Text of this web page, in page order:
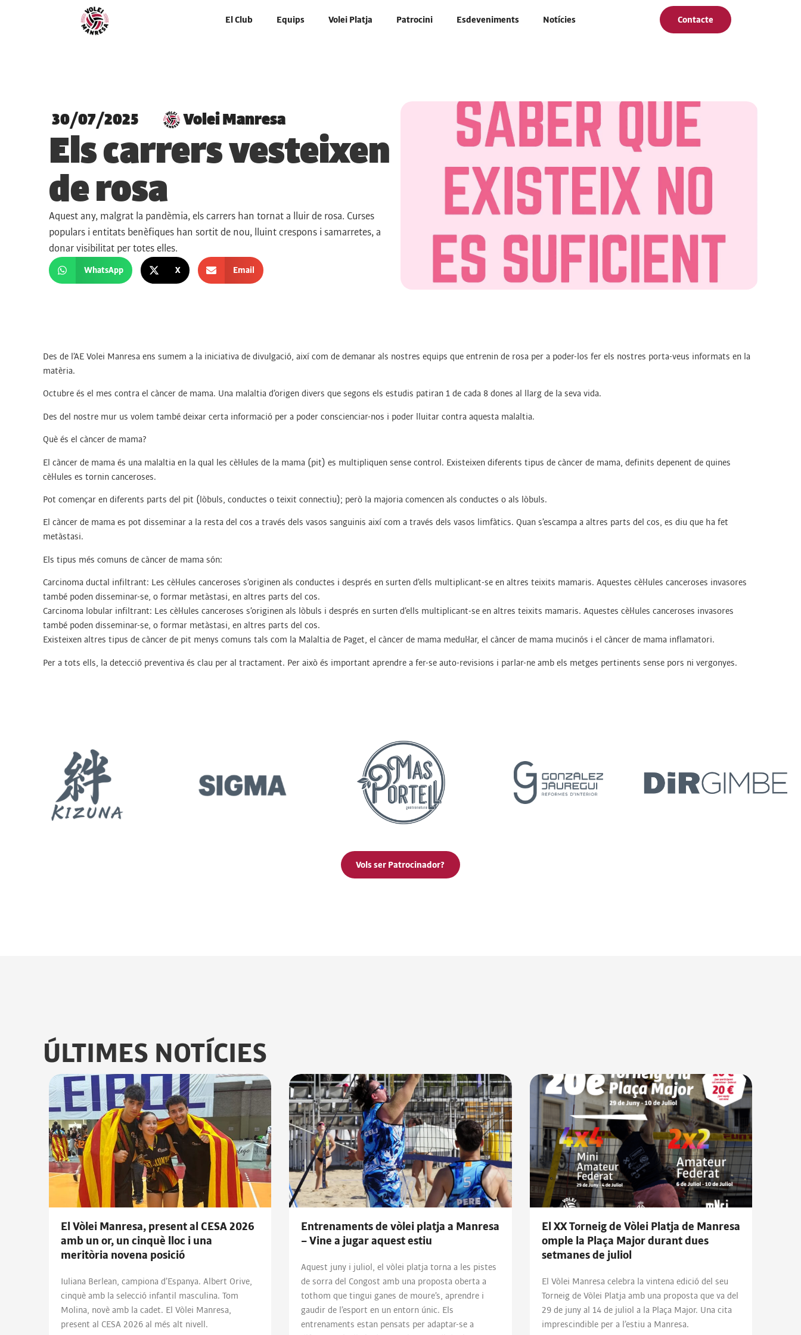
El Club Equips Volei Platja Patrocini Esdeveniments Notícies Contacte
30/07/2025 Volei Manresa
Els carrers vesteixen
de rosa
Aquest any, malgrat la pandèmia, els carrers han tornat a lluir de rosa. Curses
populars i entitats benèfiques han sortit de nou, lluint crespons i samarretes, a
donar visibilitat per totes elles.
WhatsApp X Email
Des de l’AE Volei Manresa ens sumem a la iniciativa de divulgació, així com de demanar als nostres equips que entrenin de rosa per a poder-los fer els nostres porta-veus informats en la
matèria.
Octubre és el mes contra el càncer de mama. Una malaltia d’origen divers que segons els estudis patiran 1 de cada 8 dones al llarg de la seva vida.
Des del nostre mur us volem també deixar certa informació per a poder conscienciar-nos i poder lluitar contra aquesta malaltia.
Què és el càncer de mama?
El càncer de mama és una malaltia en la qual les cèl·lules de la mama (pit) es multipliquen sense control. Existeixen diferents tipus de càncer de mama, definits depenent de quines
cèl·lules es tornin canceroses.
Pot començar en diferents parts del pit (lòbuls, conductes o teixit connectiu); però la majoria comencen als conductes o als lòbuls.
El càncer de mama es pot disseminar a la resta del cos a través dels vasos sanguinis així com a través dels vasos limfàtics. Quan s’escampa a altres parts del cos, es diu que ha fet
metàstasi.
Els tipus més comuns de càncer de mama són:
Carcinoma ductal infiltrant: Les cèl·lules canceroses s’originen als conductes i després en surten d’ells multiplicant-se en altres teixits mamaris. Aquestes cèl·lules canceroses invasores
també poden disseminar-se, o formar metàstasi, en altres parts del cos.
Carcinoma lobular infiltrant: Les cèl·lules canceroses s’originen als lòbuls i després en surten d’ells multiplicant-se en altres teixits mamaris. Aquestes cèl·lules canceroses invasores
també poden disseminar-se, o formar metàstasi, en altres parts del cos.
Existeixen altres tipus de càncer de pit menys comuns tals com la Malaltia de Paget, el càncer de mama medul·lar, el càncer de mama mucinós i el càncer de mama inflamatori.
Per a tots ells, la detecció preventiva és clau per al tractament. Per això és important aprendre a fer-se auto-revisions i parlar-ne amb els metges pertinents sense pors ni vergonyes.
Vols ser Patrocinador?
ÚLTIMES NOTÍCIES
El Vòlei Manresa, present al CESA 2026
amb un or, un cinquè lloc i una
meritòria novena posició
Iuliana Berlean, campiona d’Espanya. Albert Orive,
cinquè amb la selecció infantil masculina. Tom
Molina, novè amb la cadet. El Vòlei Manresa,
present al CESA 2026 al més alt nivell.
Entrenaments de vòlei platja a Manresa
– Vine a jugar aquest estiu
Aquest juny i juliol, el vòlei platja torna a les pistes
de sorra del Congost amb una proposta oberta a
tothom que tingui ganes de moure’s, aprendre i
gaudir de l’esport en un entorn únic. Els
entrenaments estan pensats per adaptar-se a
El XX Torneig de Vòlei Platja de Manresa
omple la Plaça Major durant dues
setmanes de juliol
El Vòlei Manresa celebra la vintena edició del seu
Torneig de Vòlei Platja amb una proposta que va del
29 de juny al 14 de juliol a la Plaça Major. Una cita
imprescindible per a l’estiu a Manresa.